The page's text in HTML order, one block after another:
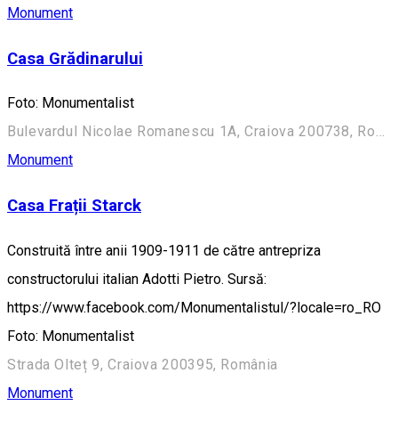
Monument
Casa Grădinarului
Foto: Monumentalist
Bulevardul Nicolae Romanescu 1A, Craiova 200738, România (Aleea Principală)
Monument
Casa Frații Starck
Construită între anii 1909-1911 de către antrepriza
constructorului italian Adotti Pietro. Sursă:
https://www.facebook.com/Monumentalistul/?locale=ro_RO
Foto: Monumentalist
Strada Olteț 9, Craiova 200395, România
Monument